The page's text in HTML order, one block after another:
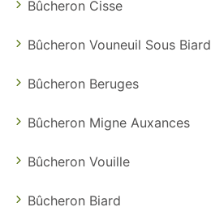
Bûcheron Cisse
Bûcheron Vouneuil Sous Biard
Bûcheron Beruges
Bûcheron Migne Auxances
Bûcheron Vouille
Bûcheron Biard